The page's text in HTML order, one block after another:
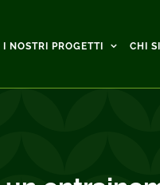
I NOSTRI PROGETTI CHI